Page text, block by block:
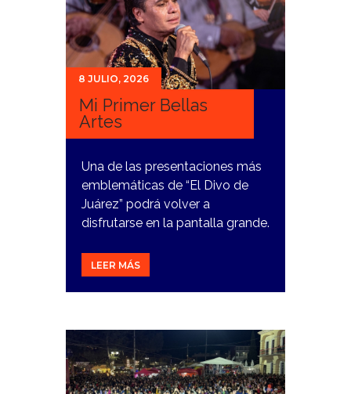
8 JULIO, 2026
Mi Primer Bellas
Artes
Una de las presentaciones más
emblemáticas de “El Divo de
Juárez” podrá volver a
disfrutarse en la pantalla grande.
LEER MÁS